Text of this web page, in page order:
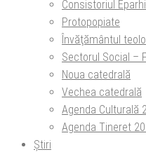
Consistoriul
Protopopiate
Învăţământul
Sectorul Social –
Noua catedrală
Vechea catedrală
Agenda Culturală
Agenda Tineret
Știri